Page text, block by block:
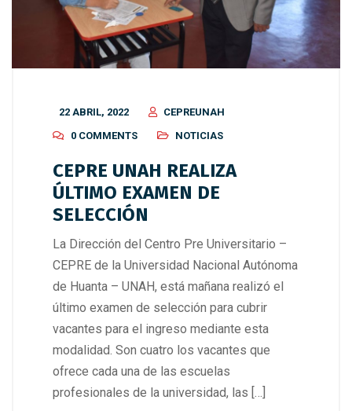
22 ABRIL, 2022
CEPREUNAH
0 COMMENTS
NOTICIAS
CEPRE UNAH REALIZA
ÚLTIMO EXAMEN DE
SELECCIÓN
La Dirección del Centro Pre Universitario –
CEPRE de la Universidad Nacional Autónoma
de Huanta – UNAH, está mañana realizó el
último examen de selección para cubrir
vacantes para el ingreso mediante esta
modalidad. Son cuatro los vacantes que
ofrece cada una de las escuelas
profesionales de la universidad, las […]